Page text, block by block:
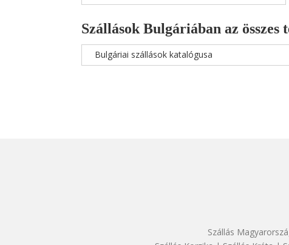
Szállások Bulgáriában az összes
Bulgáriai szállások katalógusa
Szállás